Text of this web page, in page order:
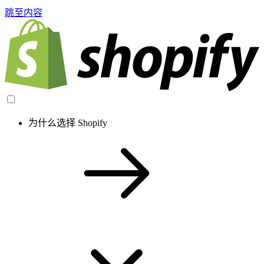
跳至内容
为什么选择 Shopify